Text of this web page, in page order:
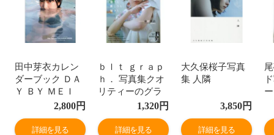
田中芽衣カレン
ダーブック ＤＡ
Ｙ ＢＹ ＭＥＩ
２０２４．０４
ー２０
2,800円
詳細を見る
ｂｌｔ ｇｒａｐ
ｈ． 写真集クオ
リティーのグラ
ビア＆インタビ
ュー新型マガジ
ン ｖｏｌ．１０
1,320円
詳細を見る
大久保桜子写真
集 人隣
3,850円
詳細を見る